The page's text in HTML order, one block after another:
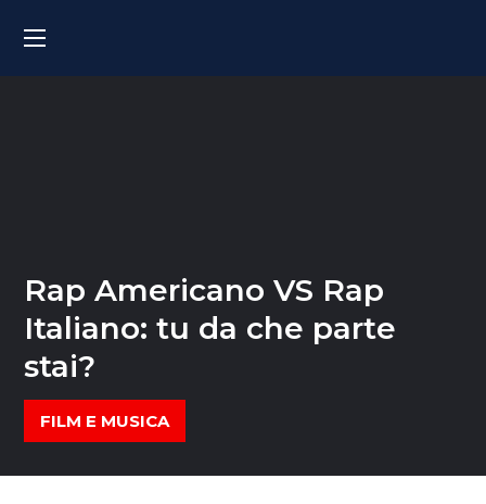
Rap Americano VS Rap
Italiano: tu da che parte
stai?
FILM E MUSICA